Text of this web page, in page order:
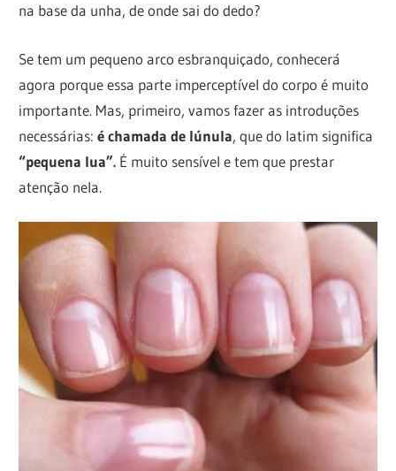
na base da unha, de onde sai do dedo?
Se tem um pequeno arco esbranquiçado, conhecerá
agora porque essa parte imperceptível do corpo é muito
importante. Mas, primeiro, vamos fazer as introduções
necessárias: é chamada de lúnula, que do latim significa
“pequena lua”. É muito sensível e tem que prestar
atenção nela.